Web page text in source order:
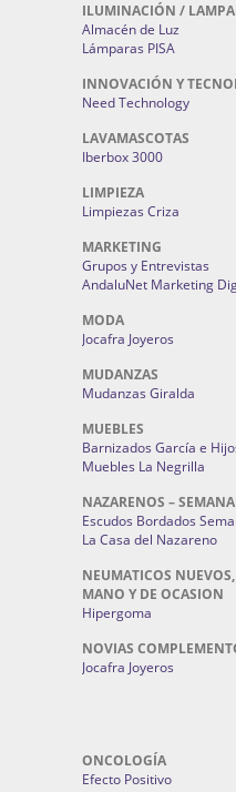
ILUMINACIÓN /
Almacén de Luz
Lámparas PISA
INNOVACIÓN Y
Need Technology
LAVAMASCOTAS
Iberbox 3000
LIMPIEZA
Limpiezas Criza
MARKETING
Grupos y Entrevistas
AndaluNet Marketing
MODA
Jocafra Joyeros
MUDANZAS
Mudanzas Giralda
MUEBLES
Barnizados García e
Muebles La Negrilla
NAZARENOS –
Escudos Bordados
La Casa del Nazareno
NEUMATICOS
MANO Y DE OCASION
Hipergoma
NOVIAS
Jocafra Joyeros
ONCOLOGÍA
Efecto Positivo